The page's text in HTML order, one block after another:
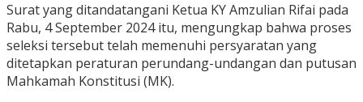
Surat yang ditandatangani Ketua KY Amzulian Rifai pada
Rabu, 4 September 2024 itu, mengungkap bahwa proses
seleksi tersebut telah memenuhi persyaratan yang
ditetapkan peraturan perundang-undangan dan putusan
Mahkamah Konstitusi (MK).